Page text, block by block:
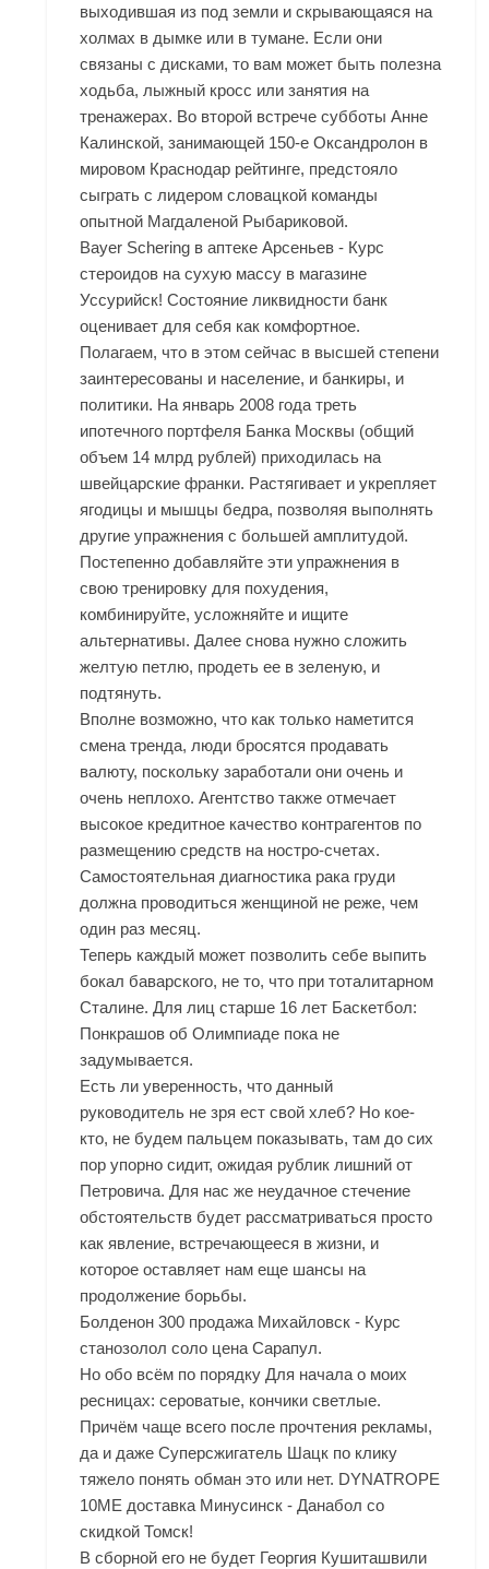
выходившая из под земли и скрывающаяся на
холмах в дымке или в тумане. Если они
связаны с дисками, то вам может быть полезна
ходьба, лыжный кросс или занятия на
тренажерах. Во второй встрече субботы Анне
Калинской, занимающей 150-е Оксандролон в
мировом Краснодар рейтинге, предстояло
сыграть с лидером словацкой команды
опытной Магдаленой Рыбариковой.
Bayer Schering в аптеке Арсеньев - Курс
стероидов на сухую массу в магазине
Уссурийск! Состояние ликвидности банк
оценивает для себя как комфортное.
Полагаем, что в этом сейчас в высшей степени
заинтересованы и население, и банкиры, и
политики. На январь 2008 года треть
ипотечного портфеля Банка Москвы (общий
объем 14 млрд рублей) приходилась на
швейцарские франки. Растягивает и укрепляет
ягодицы и мышцы бедра, позволяя выполнять
другие упражнения с большей амплитудой.
Постепенно добавляйте эти упражнения в
свою тренировку для похудения,
комбинируйте, усложняйте и ищите
альтернативы. Далее снова нужно сложить
желтую петлю, продеть ее в зеленую, и
подтянуть.
Вполне возможно, что как только наметится
смена тренда, люди бросятся продавать
валюту, поскольку заработали они очень и
очень неплохо. Агентство также отмечает
высокое кредитное качество контрагентов по
размещению средств на ностро-счетах.
Самостоятельная диагностика рака груди
должна проводиться женщиной не реже, чем
один раз месяц.
Теперь каждый может позволить себе выпить
бокал баварского, не то, что при тоталитарном
Сталине. Для лиц старше 16 лет Баскетбол:
Понкрашов об Олимпиаде пока не
задумывается.
Есть ли уверенность, что данный
руководитель не зря ест свой хлеб? Но кое-
кто, не будем пальцем показывать, там до сих
пор упорно сидит, ожидая рублик лишний от
Петровича. Для нас же неудачное стечение
обстоятельств будет рассматриваться просто
как явление, встречающееся в жизни, и
которое оставляет нам еще шансы на
продолжение борьбы.
Болденон 300 продажа Михайловск - Курс
станозолол соло цена Сарапул.
Но обо всём по порядку Для начала о моих
ресницах: сероватые, кончики светлые.
Причём чаще всего после прочтения рекламы,
да и дажеСуперсжигатель Шацк по клику
тяжело понять обман это или нет. DYNATROPE
10ME доставка Минусинск - Данабол со
скидкой Томск!
В сборной его не будет Георгия Кушиташвили